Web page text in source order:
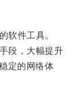
件工具。
段，大幅提升
定的网络体